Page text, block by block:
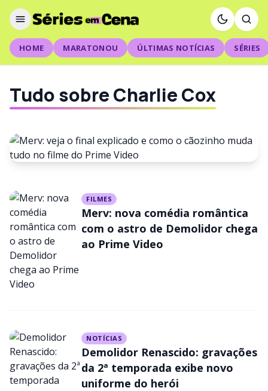
HOME MARATONOU ÚLTIMAS NOTÍCIAS SÉRIES
Tudo sobre Charlie Cox
Merv: veja o final explicado e
como o cãozinho muda tudo no
filme do Prime Video
FILMES
Merv: nova comédia romântica
com o astro de Demolidor chega
ao Prime Video
NOTÍCIAS
Demolidor Renascido: gravações
da 2ª temporada exibe novo
uniforme do herói